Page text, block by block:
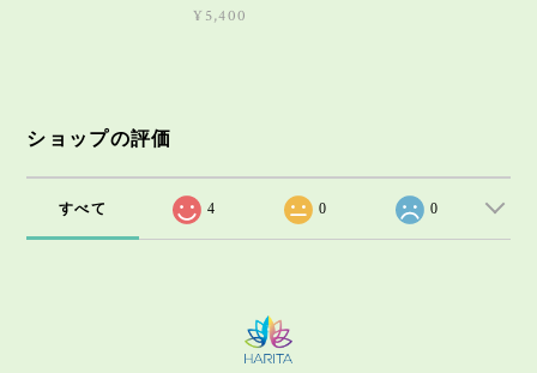
¥5,400
ショップの評価
すべて 4 0 0